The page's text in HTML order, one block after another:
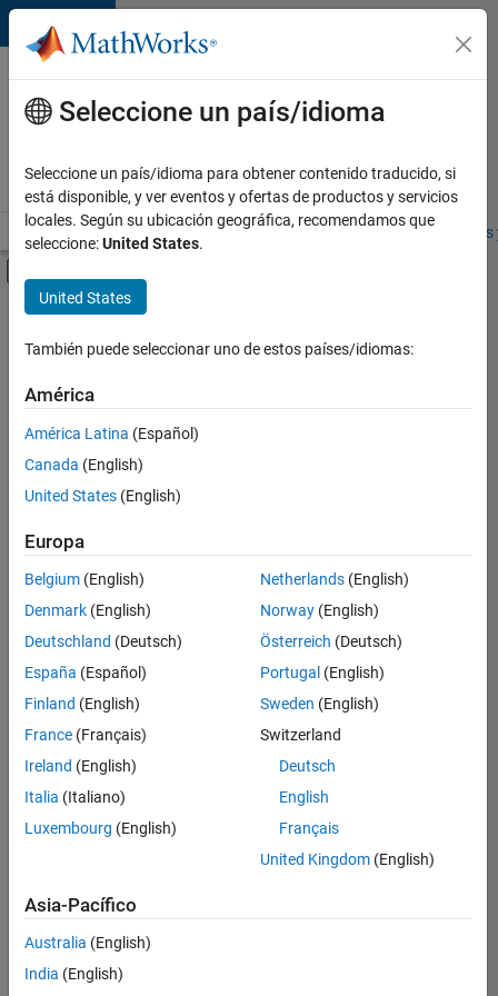
Saltar al contenido
Ofertas
de
empleo
MathWorks
Visión general Búsqueda de empleo Oficinas locales
Contenido principal
seleccionados
No se
han
todos
empleos.
Busque
por
para
encontrar
todos
empleos
en su
zona.
AI Engineer
Web
Applications
Seleccione un país/idioma
Seleccione un país/idioma para obtener contenido traducido, si
está disponible, y ver eventos y ofertas de productos y servicios
locales. Según su ubicación geográfica, recomendamos que
seleccione:United States.
United States
También puede seleccionar uno de estos países/idiomas:
América
América Latina (Español)
Canada (English)
United States (English)
Europa
Belgium (English)
Denmark (English)
Deutschland (Deutsch)
España (Español)
Finland (English)
France (Français)
Ireland (English)
Italia (Italiano)
Luxembourg (English)
Netherlands(English)
Norway(English)
Österreich (Deutsch)
Portugal (English)
Sweden (English)
Switzerland
Deutsch
English
Français
United Kingdom(English)
Asia-Pacífico
Australia (English)
India (English)